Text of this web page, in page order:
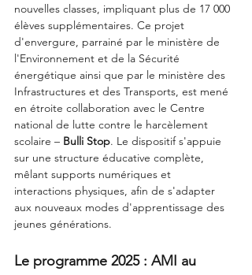
nouvelles classes, impliquant plus de 17 000
élèves supplémentaires. Ce projet
d'envergure, parrainé par le ministère de
l'Environnement et de la Sécurité
énergétique ainsi que par le ministère des
Infrastructures et des Transports, est mené
en étroite collaboration avec le Centre
national de lutte contre le harcèlement
scolaire – Bulli Stop. Le dispositif s'appuie
sur une structure éducative complète,
mêlant supports numériques et
interactions physiques, afin de s'adapter
aux nouveaux modes d'apprentissage des
jeunes générations.
Le programme 2025 : AMI au